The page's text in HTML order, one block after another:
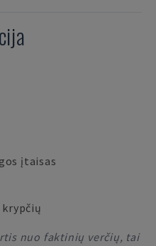
įtaisas
nuo faktinių verčių, tai